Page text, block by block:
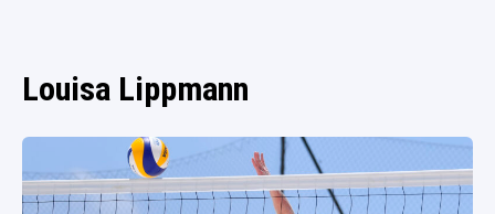
Louisa Lippmann